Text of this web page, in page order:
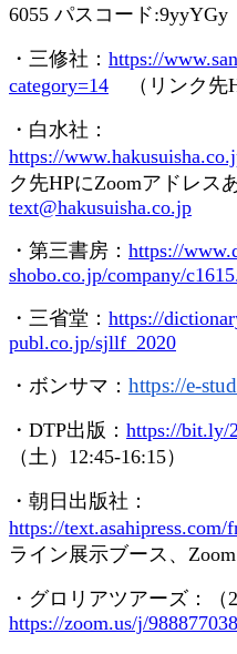
6055 パスコード:9yyYGy
・三修社： https://
category=14 （リンク先
・白水社：
https://
ク先HPにZoomアドレス
text@hakusuisha.co.jp
・第三書房： https://
shobo.co.jp/company/
・三省堂： https://
publ.co.jp/sjllf_2020
・ボンサマ： https://e-
・ DTP出版： https://bit.ly/
（土） 12:45-16:15）
・朝日出版社：
https://
ライン展示ブース、 Zoom
・グロリアツアーズ：（
https://zoom.us/j/